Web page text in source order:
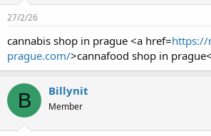
27/2/26
cannabis shop in prague <a href=https://
prague.com/>cannafood shop in
B Billynit
Member